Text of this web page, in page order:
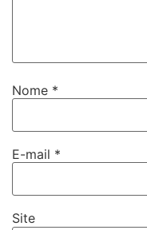
Nome *
E-mail *
Site